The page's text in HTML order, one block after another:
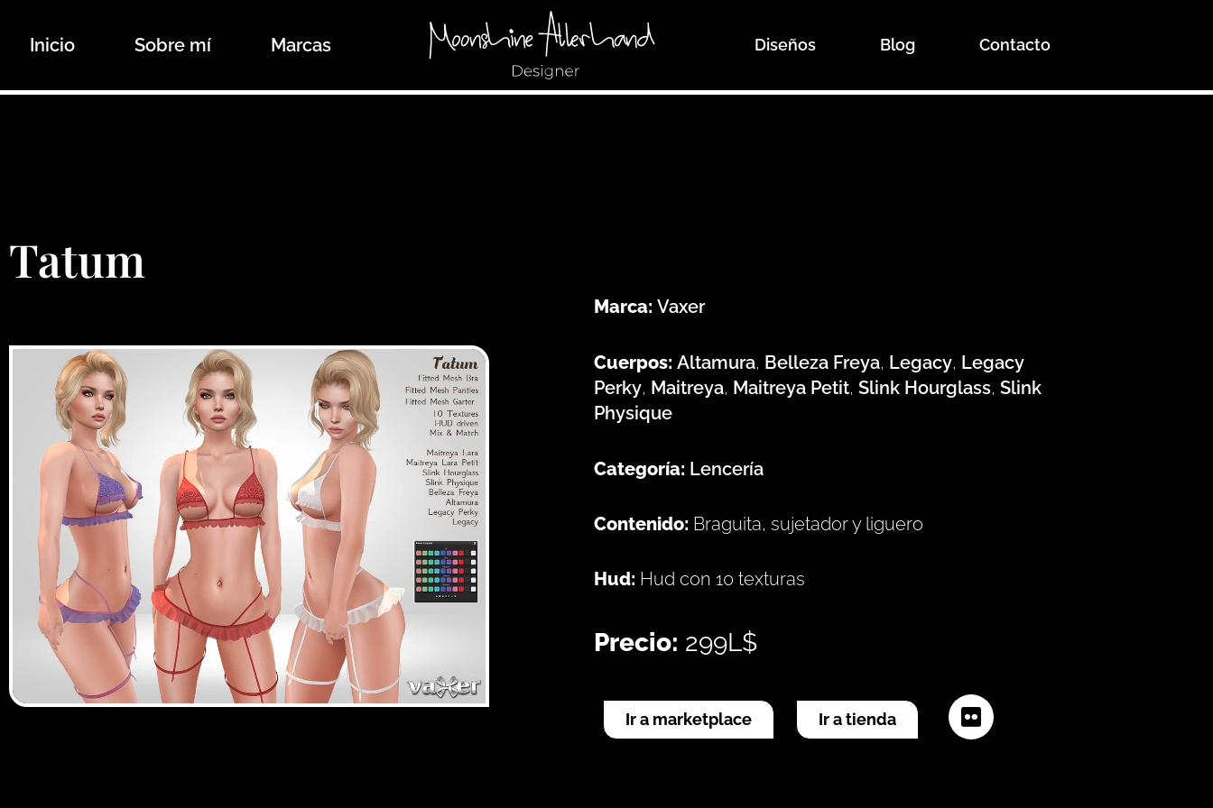
Inicio Sobre mí Marcas Diseños Blog Contacto
Tatum
Marca: Vaxer
Cuerpos: Altamura, Belleza Freya, Legacy, Legacy
Perky, Maitreya, Maitreya Petit, Slink Hourglass, Slink
Physique
Categoría: Lencería
Contenido: Braguita, sujetador y liguero
Hud: Hud con 10 texturas
Precio: 299L$
Ir a marketplace Ir a tienda
Flickr